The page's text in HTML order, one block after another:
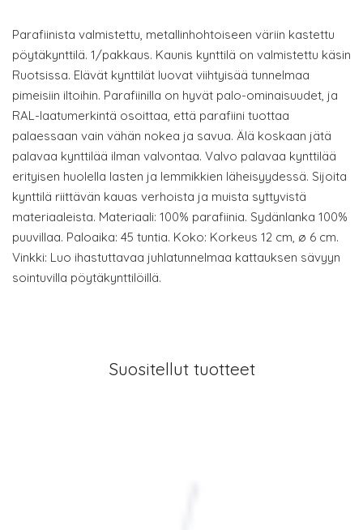
Parafiinista valmistettu, metallinhohtoiseen väriin kastettu
pöytäkynttilä. 1/pakkaus. Kaunis kynttilä on valmistettu käsin
Ruotsissa. Elävät kynttilät luovat viihtyisää tunnelmaa
pimeisiin iltoihin. Parafiinilla on hyvät palo-ominaisuudet, ja
RAL-laatumerkintä osoittaa, että parafiini tuottaa
palaessaan vain vähän nokea ja savua. Älä koskaan jätä
palavaa kynttilää ilman valvontaa. Valvo palavaa kynttilää
erityisen huolella lasten ja lemmikkien läheisyydessä. Sijoita
kynttilä riittävän kauas verhoista ja muista syttyvistä
materiaaleista. Materiaali: 100% parafiinia. Sydänlanka 100%
puuvillaa. Paloaika: 45 tuntia. Koko: Korkeus 12 cm, ø 6 cm.
Vinkki: Luo ihastuttavaa juhlatunnelmaa kattauksen sävyyn
sointuvilla pöytäkynttilöillä.
Suositellut tuotteet